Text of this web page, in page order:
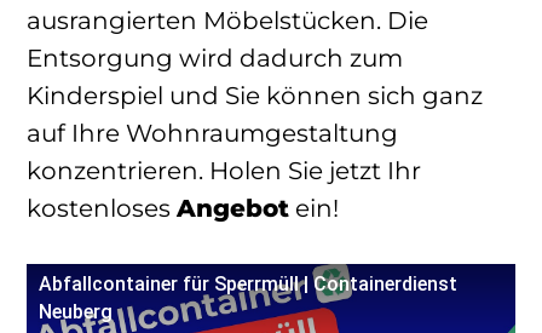
ausrangierten Möbelstücken. Die
Entsorgung wird dadurch zum
Kinderspiel und Sie können sich ganz
auf Ihre Wohnraumgestaltung
konzentrieren. Holen Sie jetzt Ihr
kostenloses Angebot ein!
Abfallcontainer für Sperrmüll | Containerdienst
Neuberg